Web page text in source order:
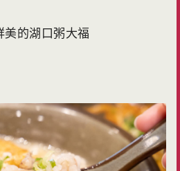
的湖口粥大福